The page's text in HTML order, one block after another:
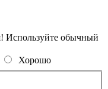
Используйте обычный
Хорошо